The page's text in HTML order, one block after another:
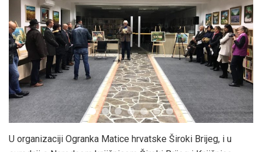
U organizaciji Ogranka Matice hrvatske Široki Brijeg, i u